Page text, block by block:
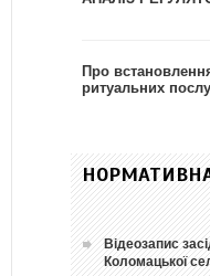
Про
ритуальних
Відеозапис
Коломацької